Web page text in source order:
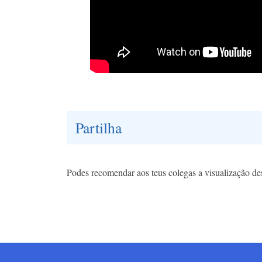
Partilha
Podes recomendar aos teus colegas a visualização